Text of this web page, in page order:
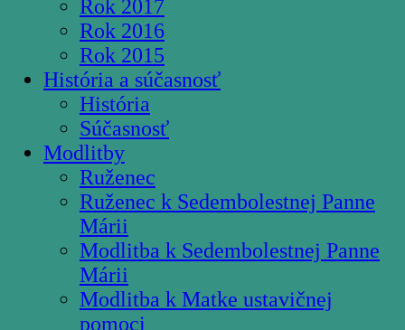
Rok 2017
Rok 2016
Rok 2015
História a súčasnosť
História
Súčasnosť
Modlitby
Ruženec
Ruženec k Sedembolestnej Panne
Márii
Modlitba k Sedembolestnej Panne
Márii
Modlitba k Matke ustavičnej
pomoci